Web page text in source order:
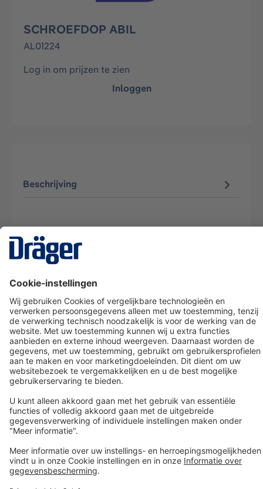
SCHROEFDOP ABIL
AL01224
Log in om prijzen te zien
Inloggen
Beschrijving
Dräger klantenservice
Over Dräger
Bestellen in onze webshop
Community